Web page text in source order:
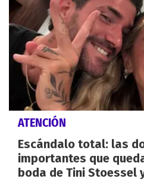
ATENCIÓN
Escándalo total: las
importantes que
boda de Tini Stoessel